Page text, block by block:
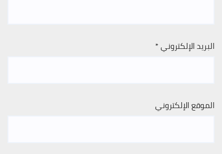
البريد الإلكتروني*
الموقع الإلكتروني